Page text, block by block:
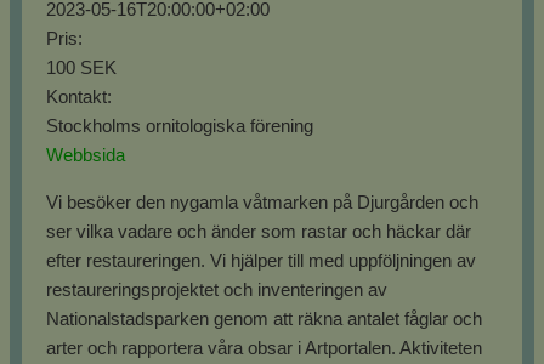
2023-05-16T20:00:00+02:00
Pris:
100 SEK
Kontakt:
Stockholms ornitologiska förening
Webbsida
Vi besöker den nygamla våtmarken på Djurgården och
ser vilka vadare och änder som rastar och häckar där
efter restaureringen. Vi hjälper till med uppföljningen av
restaureringsprojektet och inventeringen av
Nationalstadsparken genom att räkna antalet fåglar och
arter och rapportera våra obsar i Artportalen. Aktiviteten